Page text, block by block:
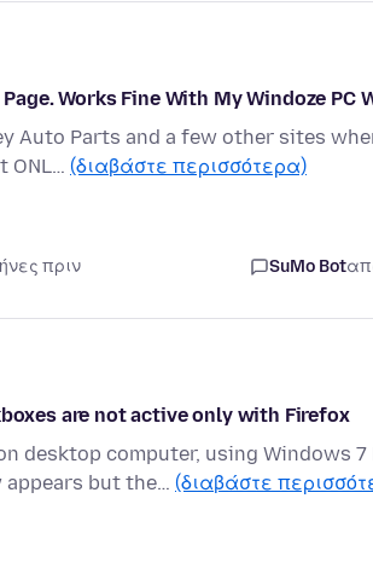
Works Fine With My Windoze PC
Auto Parts and a few other sites
ONL… (διαβάστε περισσότερα)
πριν SuMo Bot
are not active only with Firefox
desktop computer, using Windows 7
appears but the… (διαβάστε